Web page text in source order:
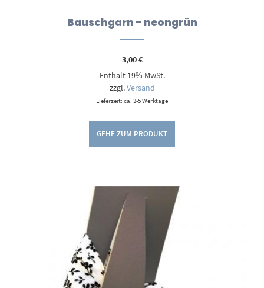
Bauschgarn – neongrün
3,00€
Enthält 19% MwSt.
zzgl.Versand
Lieferzeit: ca. 3-5 Werktage
GEHE ZUM PRODUKT